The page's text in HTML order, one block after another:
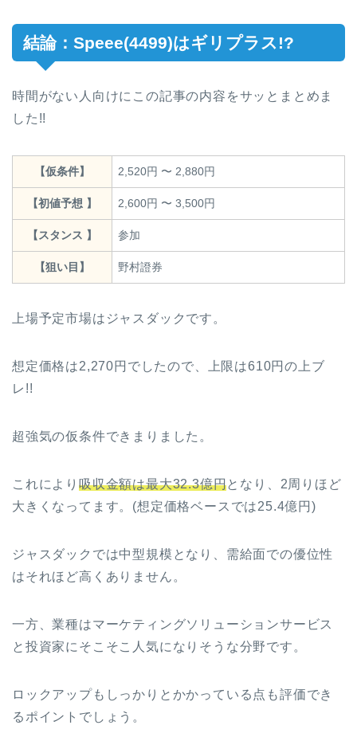
結論：Speee(4499)はギリプラス!?
時間がない人向けにこの記事の内容をサッとまとめま
した!!
【仮条件】 2,520円 〜 2,880円
【初値予想 】 2,600円 〜 3,500円
【スタンス 】 参加
【狙い目】 野村證券
上場予定市場はジャスダックです。
想定価格は2,270円でしたので、上限は610円の上ブ
レ!!
超強気の仮条件できまりました。
これにより 吸収金額は最大32.3億円となり、2周りほど
大きくなってます。(想定価格ベースでは25.4億円)
ジャスダックでは中型規模となり、需給面での優位性
はそれほど高くありません。
一方、業種はマーケティングソリューションサービス
と投資家にそこそこ人気になりそうな分野です。
ロックアップもしっかりとかかっている点も評価でき
るポイントでしょう。